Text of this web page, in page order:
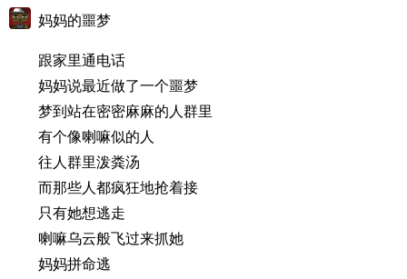
妈妈的噩梦
跟家里通电话
妈妈说最近做了一个噩梦
梦到站在密密麻麻的人群里
有个像喇嘛似的人
往人群里泼粪汤
而那些人都疯狂地抢着接
只有她想逃走
喇嘛乌云般飞过来抓她
妈妈拼命逃